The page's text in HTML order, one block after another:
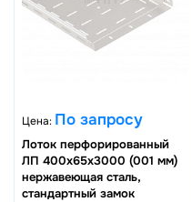
Цена: По запросу
Лоток перфорированный
ЛП 400х65х3000 (001 мм)
нержавеющая сталь,
стандартный замок